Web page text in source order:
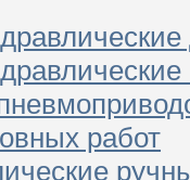
работ